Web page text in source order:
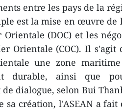
entre les pays de la
est la mise en œuvre
(DOC) et les
Orientale (COC). Il s'agit
une zone
durable, ainsi que
dialogue, selon Bui
sa création, l'ASEAN a